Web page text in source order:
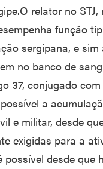
relator no
função
sergipana, e
no banco de
37, conjugado
a
e militar, desde
exigidas para a
possível desde